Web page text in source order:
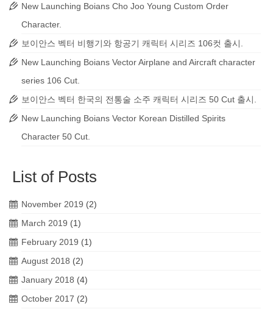
New Launching Boians Cho Joo Young Custom Order
Character.
보이안스 벡터 비행기와 항공기 캐릭터 시리즈 106컷 출시.
New Launching Boians Vector Airplane and Aircraft character
series 106 Cut.
보이안스 벡터 한국의 전통술 소주 캐릭터 시리즈 50 Cut 출시.
New Launching Boians Vector Korean Distilled Spirits
Character 50 Cut.
List of Posts
November 2019 (2)
March 2019 (1)
February 2019 (1)
August 2018 (2)
January 2018 (4)
October 2017 (2)